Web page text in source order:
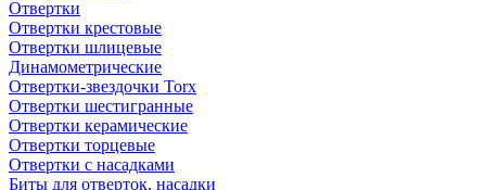
Отвертки
Отвертки крестовые
Отвертки шлицевые
Динамометрические
Отвертки-звездочки Torx
Отвертки шестигранные
Отвертки керамические
Отвертки торцевые
Отвертки с насадками
Биты для отверток, насадки